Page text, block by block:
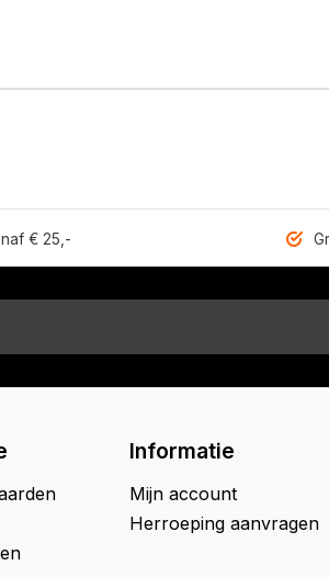
€ 25,-
Informatie
Mijn account
Herroeping aanvragen